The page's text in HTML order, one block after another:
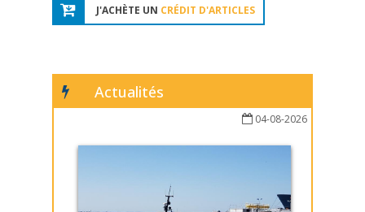
J'ACHÈTE UN CRÉDIT D'ARTICLES
Actualités
04-08-2026